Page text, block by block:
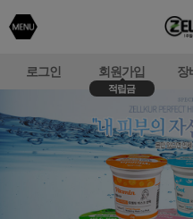
로그인 회원가입
적립금
장